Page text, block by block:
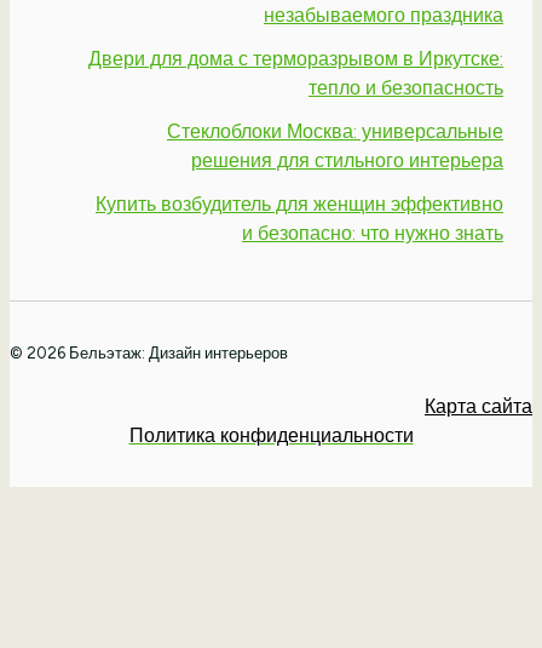
незабываемого праздника
Двери для дома с терморазрывом в Иркутске:
тепло и безопасность
Стеклоблоки Москва: универсальные
решения для стильного интерьера
Купить возбудитель для женщин эффективно
и безопасно: что нужно знать
© 2026 Бельэтаж: Дизайн интерьеров
Карта сайта
Политика конфиденциальности